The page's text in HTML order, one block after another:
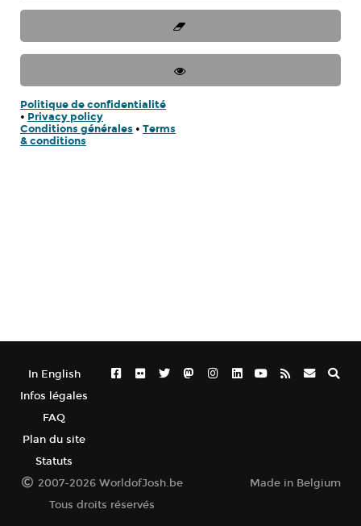
Politique de confidentialité
• Privacy policy
Conditions générales • Terms
& conditions
In English
Infos légales
FAQ
Plan du site
Statuts
2007-2026 WorldofJosh.be
Tous droits réservés
Made in Belgium